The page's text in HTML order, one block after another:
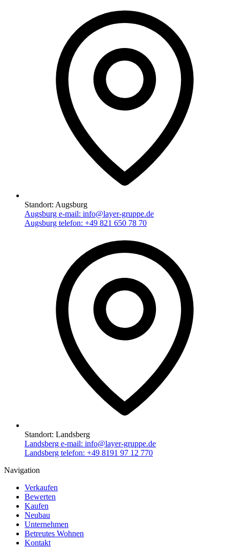
Standort: Augsburg
Augsburg e-mail: info@layer-gruppe.de
Augsburg telefon: +49 821 650 78 70
Standort: Landsberg
Landsberg e-mail: info@layer-gruppe.de
Landsberg telefon: +49 8191 97 12 770
Navigation
Verkaufen
Bewerten
Kaufen
Neubau
Unternehmen
Betreutes Wohnen
Kontakt